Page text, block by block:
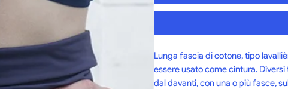
Lunga fascia di cotone, tipo
essere usato come cintura.
dal davanti, con una o più fasce,